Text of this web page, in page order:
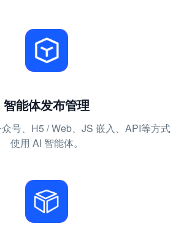
智能体发布管理
号、H5 / Web、JS 嵌入、API等方式
使用 AI 智能体。